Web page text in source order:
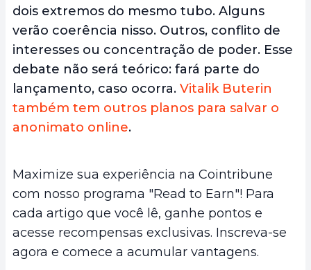
dois extremos do mesmo tubo. Alguns
verão coerência nisso. Outros, conflito de
interesses ou concentração de poder. Esse
debate não será teórico: fará parte do
lançamento, caso ocorra. Vitalik Buterin
também tem outros planos para salvar o
anonimato online.
Maximize sua experiência na Cointribune
com nosso programa "Read to Earn"! Para
cada artigo que você lê, ganhe pontos e
acesse recompensas exclusivas. Inscreva-se
agora e comece a acumular vantagens.